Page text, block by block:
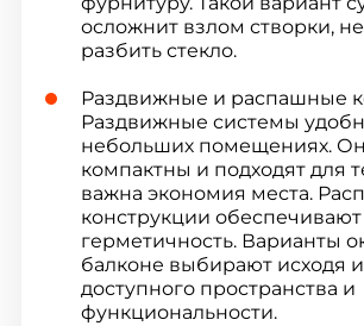
осложнит взлом створки, не
разбить стекло.
Раздвижные и распашные
Раздвижные системы
небольших помещениях.
компактны и подходят для
важна экономия места.
конструкции
герметичность. Варианты
балконе выбирают исходя
доступного пространства и
функциональности.